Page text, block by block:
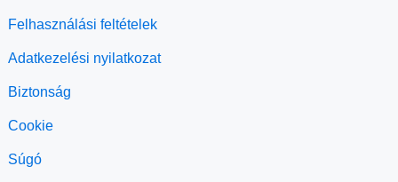
Felhasználási feltételek
Adatkezelési nyilatkozat
Biztonság
Cookie
Súgó